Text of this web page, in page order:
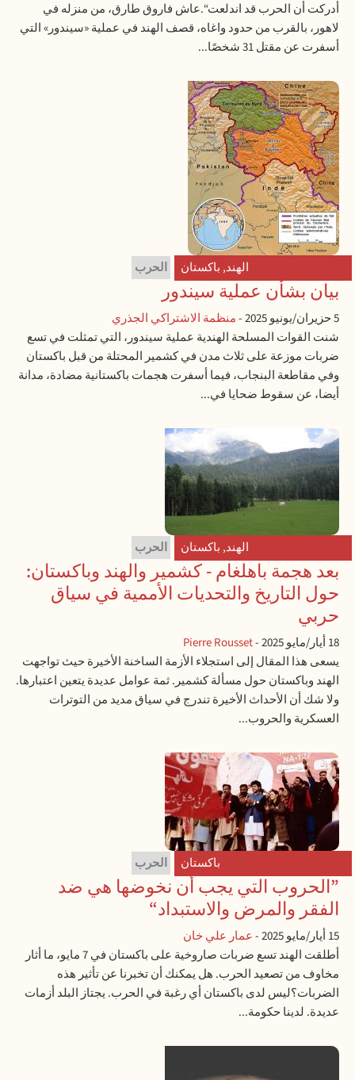
أدركت أن الحرب قد اندلعت“.عاش فاروق طارق، من منزله في
لاهور، بالقرب من حدود واغاه، قصف الهند في عملية «سيندور» التي
أسفرت عن مقتل 31 شخصًا...
الهند, باكستان الحرب
بيان بشأن عملية سيندور
5 حزيران/يونيو 2025 -منظمة الاشتراكي الجذري
شنت القوات المسلحة الهندية عملية سيندور، التي تمثلت في تسع
ضربات موزعة على ثلاث مدن في كشمير المحتلة من قبل باكستان
وفي مقاطعة البنجاب، فيما أسفرت هجمات باكستانية مضادة، مدانة
أيضا، عن سقوط ضحايا في...
الهند, باكستان الحرب
بعد هجمة باهلغام - كشمير والهند وباكستان:
حول التاريخ والتحديات الأممية في سياق
حربي
18 أيار/مايو 2025 -
Pierre Rousset
يسعى هذا المقال إلى استجلاء الأزمة الساخنة الأخيرة حيث تواجهت
الهند وباكستان حول مسألة كشمير. ثمة عوامل عديدة يتعين اعتبارها.
ولا شك أن الأحداث الأخيرة تندرج في سياق مديد من التوترات
العسكرية والحروب...
باكستان الحرب
”الحروب التي يجب أن نخوضها هي ضد
الفقر والمرض والاستبداد“
15 أيار/مايو 2025 -عمار علي خان
أطلقت الهند تسع ضربات صاروخية على باكستان في 7 مايو، ما أثار
مخاوف من تصعيد الحرب. هل يمكنك أن تخبرنا عن تأثير هذه
الضربات؟ليس لدى باكستان أي رغبة في الحرب. يجتاز البلد أزمات
عديدة. لدينا حكومة...